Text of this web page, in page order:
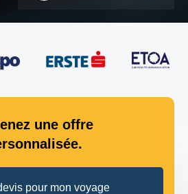
une offre
pour mon voyage